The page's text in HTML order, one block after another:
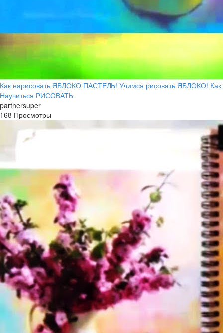
Как нарисовать ЯБЛОКО ПАСТЕЛЬ! Учимся рисовать ЯБЛОКО! Как
Научиться РИСОВАТЬ
partnersuper
168 Просмотры